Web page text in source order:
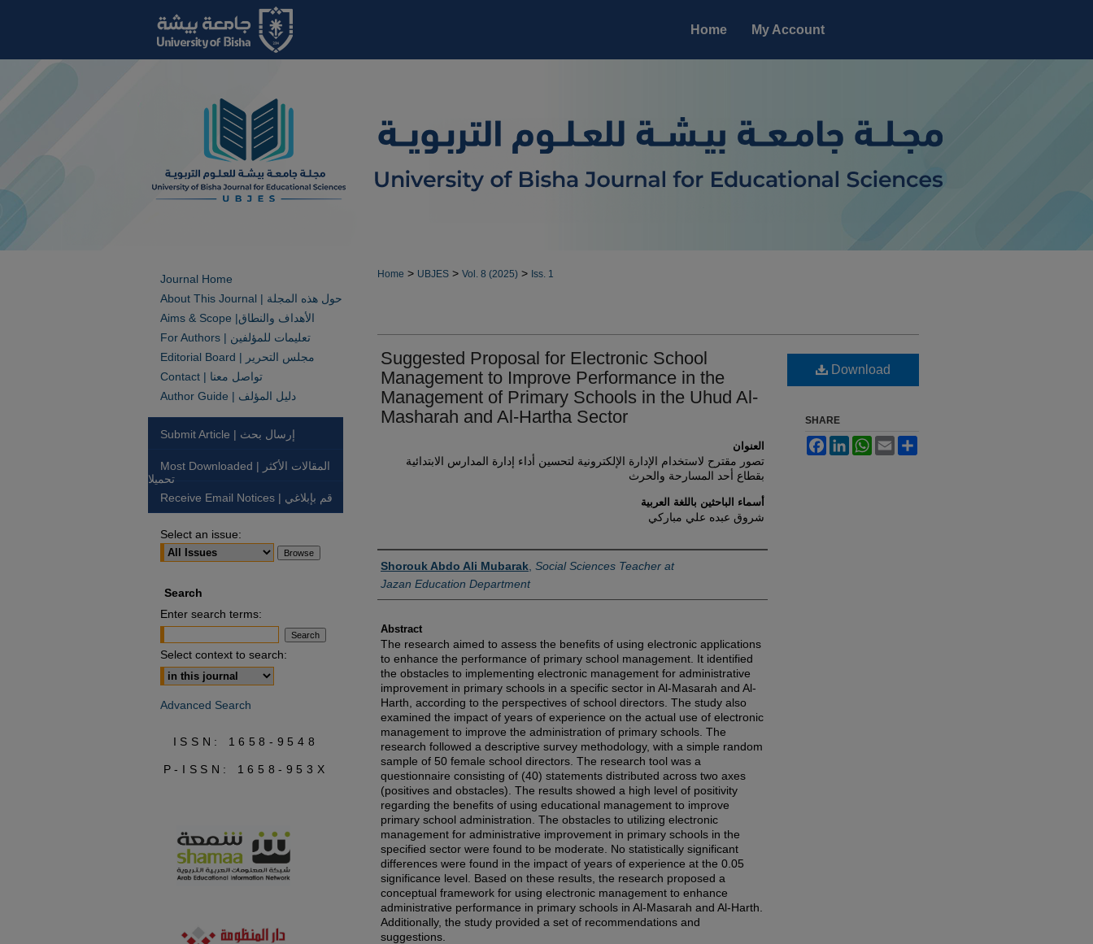
Home My Account
Home > UBJES > Vol. 8 (2025) > Iss. 1
Suggested Proposal for Electronic School
Management to Improve Performance in the
Management of Primary Schools in the Uhud Al-
Masharah and Al-Hartha Sector
العنوان
تصور مقترح لاستخدام الإدارة الإلكترونية لتحسين أداء إدارة المدارس الابتدائية
بقطاع أحد المسارحة والحرث
أسماء الباحثين باللغة العربية
شروق عبده علي مباركي
Authors
Shorouk Abdo Ali Mubarak Social Sciences Teacher at
Jazan Education Department
Abstract
The research aimed to assess the benefits of using electronic applications
to enhance the performance of primary school management. It identified
the obstacles to implementing electronic management for administrative
improvement in primary schools in a specific sector in Al-Masarah and Al-
Harth, according to the perspectives of school directors. The study also
examined the impact of years of experience on the actual use of electronic
management to improve the administration of primary schools. The
research followed a descriptive survey methodology, with a simple random
sample of 50 female school directors. The research tool was a
questionnaire consisting of (40) statements distributed across two axes
(positives and obstacles). The results showed a high level of positivity
regarding the benefits of using educational management to improve
primary school administration. The obstacles to utilizing electronic
management for administrative improvement in primary schools in the
specified sector were found to be moderate. No statistically significant
differences were found in the impact of years of experience at the 0.05
significance level. Based on these results, the research proposed a
conceptual framework for using electronic management to enhance
administrative performance in primary schools in Al-Masarah and Al-Harth.
Additionally, the study provided a set of recommendations and
suggestions.
Download
SHARE
FacebookLinkedInWhatsApp
Email
Journal Home
About This Journal | حول هذه المجلة
Aims & Scope |الأهداف والنطاق
For Authors | تعليمات للمؤلفين
Editorial Board | مجلس التحرير
Contact | تواصل معنا
Author Guide | دليل المؤلف
Submit Article | إرسال بحث
Most Downloaded | المقالات الأكثر
تحميلا
Receive Email Notices | قم بإبلاغي
Select an issue:
Search
Enter search terms:
Select context to search:
Advanced Search
ISSN: 1658-9548
P-ISSN: 1658-953X